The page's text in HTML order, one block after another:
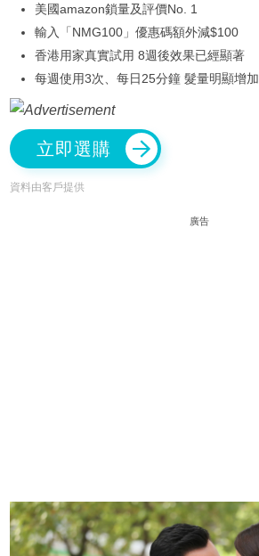
美國amazon鎖量及評價No. 1
輸入「NMG100」優惠碼額外減$100
香港用家真實試用 8週後效果已經顯著
每週使用3次、每日25分鐘 髮量明顯增加
立即選購
資料由客戶提供
廣告